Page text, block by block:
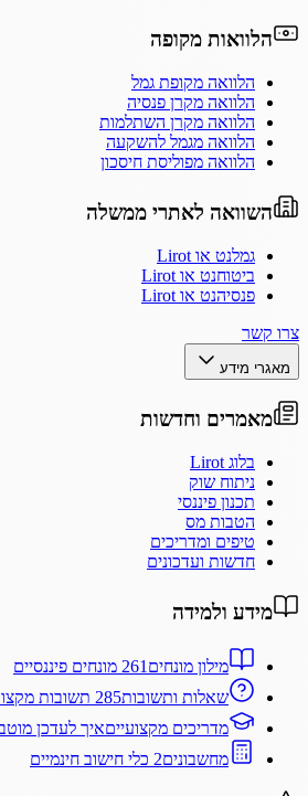
הלוואות מקופה
הלוואה מקופת גמל
הלוואה מקרן פנסיה
הלוואה מקרן השתלמות
הלוואה מגמל להשקעה
הלוואה מפוליסת חיסכון
השוואה לאתרי ממשלה
גמלנט או Lirot
ביטוחנט או Lirot
פנסיהנט או Lirot
צרו קשר
מאגרי מידע
מאמרים וחדשות
בלוג Lirot
ניתוח שוק
תכנון פיננסי
הטבות מס
טיפים ומדריכים
חדשות ועדכונים
מידע ולמידה
מילון מונחים 261 מונחים פיננסיים
שאלות ותשובות285 תשובות מקצועיות
מדריכים מקצועייםאיך לעדכן
מחשבונים2 כלי חישוב חינמיים